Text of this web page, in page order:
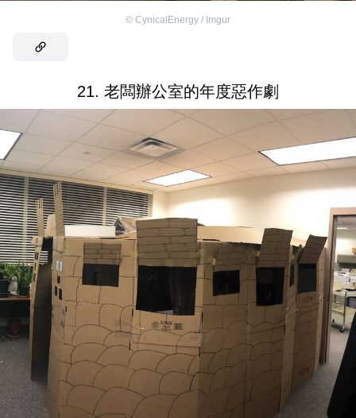
© CynicalEnergy / Imgur
21. 老闆辦公室的年度惡作劇